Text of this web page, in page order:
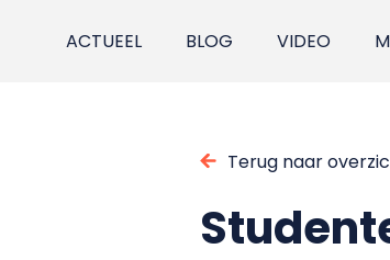
ACTUEEL BLOG VIDEO
Terug naar